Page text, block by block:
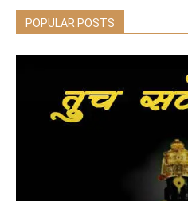
CBSE Exam 2026-27 |
Theory, Practice Exercises,
Papers & Mind Maps |
(as of August 5,
POPULAR POSTS